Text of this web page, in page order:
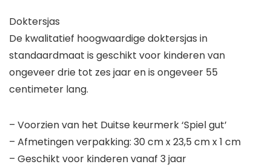
Doktersjas
De kwalitatief hoogwaardige doktersjas in
standaardmaat is geschikt voor kinderen van
ongeveer drie tot zes jaar en is ongeveer 55
centimeter lang.
– Voorzien van het Duitse keurmerk ‘Spiel gut’
– Afmetingen verpakking: 30 cm x 23,5 cm x 1 cm
– Geschikt voor kinderen vanaf 3 jaar